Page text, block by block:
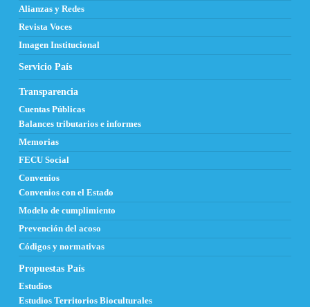
Alianzas y Redes
Revista Voces
Imagen Institucional
Servicio País
Transparencia
Cuentas Públicas
Balances tributarios e informes
Memorias
FECU Social
Convenios
Convenios con el Estado
Modelo de cumplimiento
Prevención del acoso
Códigos y normativas
Propuestas País
Estudios
Estudios Territorios Bioculturales